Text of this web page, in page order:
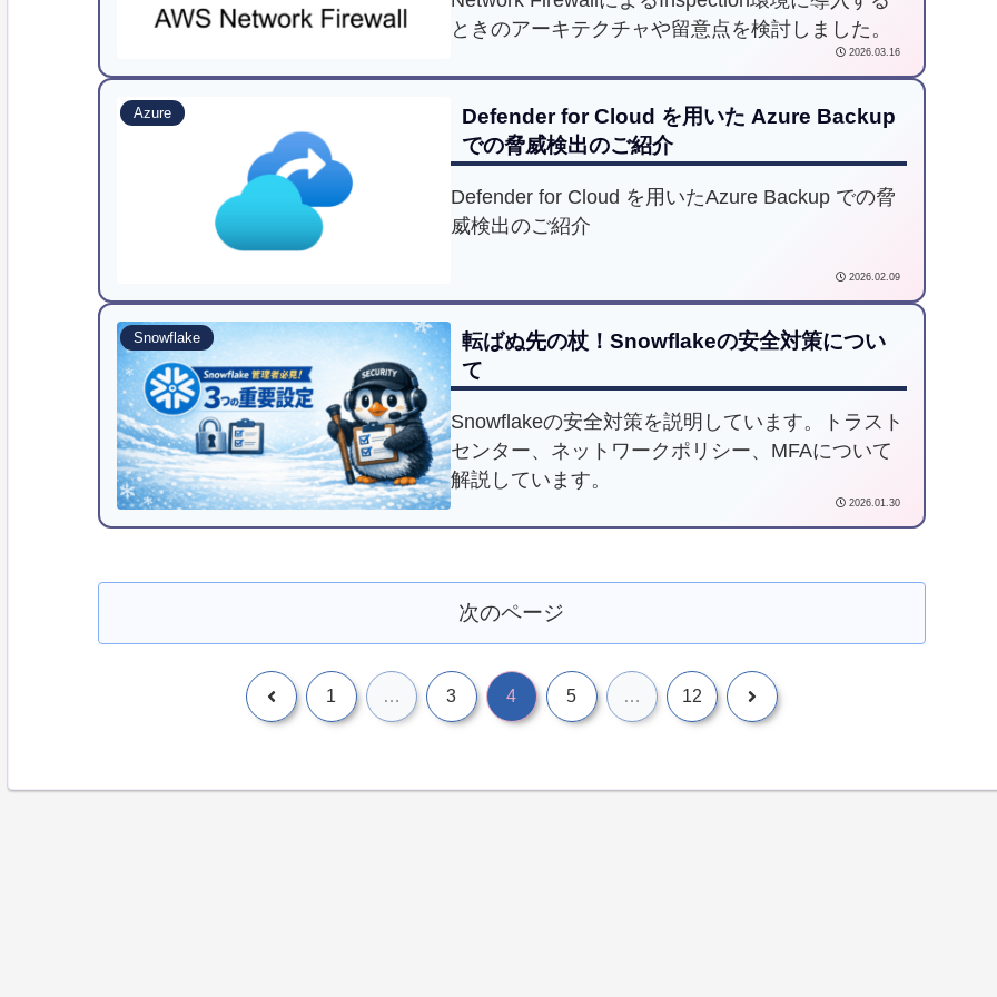
ときのアーキテクチャや留意点を検討しました。
2026.03.16
Azure
Defender for Cloud を用いた Azure Backup
での脅威検出のご紹介
Defender for Cloud を用いたAzure Backup での脅
威検出のご紹介
2026.02.09
Snowflake
転ばぬ先の杖！Snowflakeの安全対策につい
て
Snowflakeの安全対策を説明しています。トラスト
センター、ネットワークポリシー、MFAについて
解説しています。
2026.01.30
次のページ
1 … 3 4 5 … 12